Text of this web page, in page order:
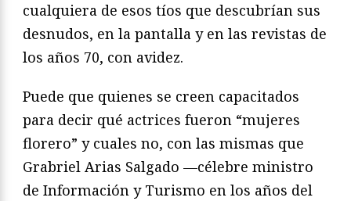
cualquiera de esos tíos que descubrían sus
desnudos, en la pantalla y en las revistas de
los años 70, con avidez.
Puede que quienes se creen capacitados
para decir qué actrices fueron “mujeres
florero” y cuales no, con las mismas que
Grabriel Arias Salgado —célebre ministro
de Información y Turismo en los años del